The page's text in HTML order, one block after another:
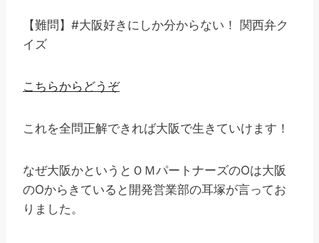
【難問】#大阪好きにしか分からない！ 関西弁ク
イズ
こちらからどうぞ
これを全問正解できれば大阪で生きていけます！
なぜ大阪かというとＯＭパートナーズのOは大阪
のOからきていると開発営業部の耳塚が言ってお
りました。